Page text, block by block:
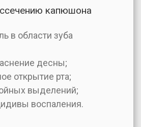
капюшона
в области зуба
десны;
открытие рта;
выделений;
воспаления.